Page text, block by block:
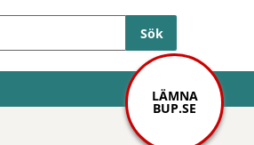
LÄMNA
BUP.SE